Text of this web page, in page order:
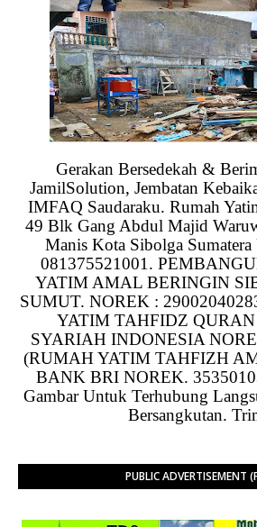
Gerakan Bersedekah &
JamilSolution, Jembatan
IMFAQ Saudaraku. Rumah
49 Blk Gang Abdul Majid
Manis Kota Sibolga
081375521001.
YATIM AMAL BERINGIN
SUMUT. NOREK :
YATIM TAHFIDZ
SYARIAH INDONESIA
(RUMAH YATIM TAHFIZH
BANK BRI NOREK.
Gambar Untuk Terhubung
Bersangkutan.
PUBLIC ADVERTISEMENT